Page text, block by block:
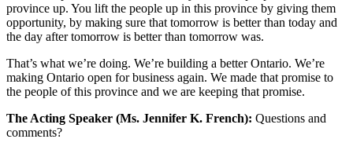
province up. You lift the people up in this province by giving them
opportunity, by making sure that tomorrow is better than today and
the day after tomorrow is better than tomorrow was.
That’s what we’re doing. We’re building a better Ontario. We’re
making Ontario open for business again. We made that promise to
the people of this province and we are keeping that promise.
The Acting Speaker (Ms. Jennifer K. French): Questions and
comments?